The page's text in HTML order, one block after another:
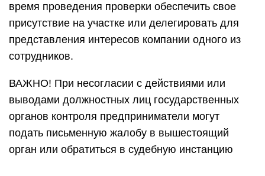
время проведения проверки обеспечить свое
присутствие на участке или делегировать для
представления интересов компании одного из
сотрудников.
ВАЖНО! При несогласии с действиями или
выводами должностных лиц государственных
органов контроля предприниматели могут
подать письменную жалобу в вышестоящий
орган или обратиться в судебную инстанцию